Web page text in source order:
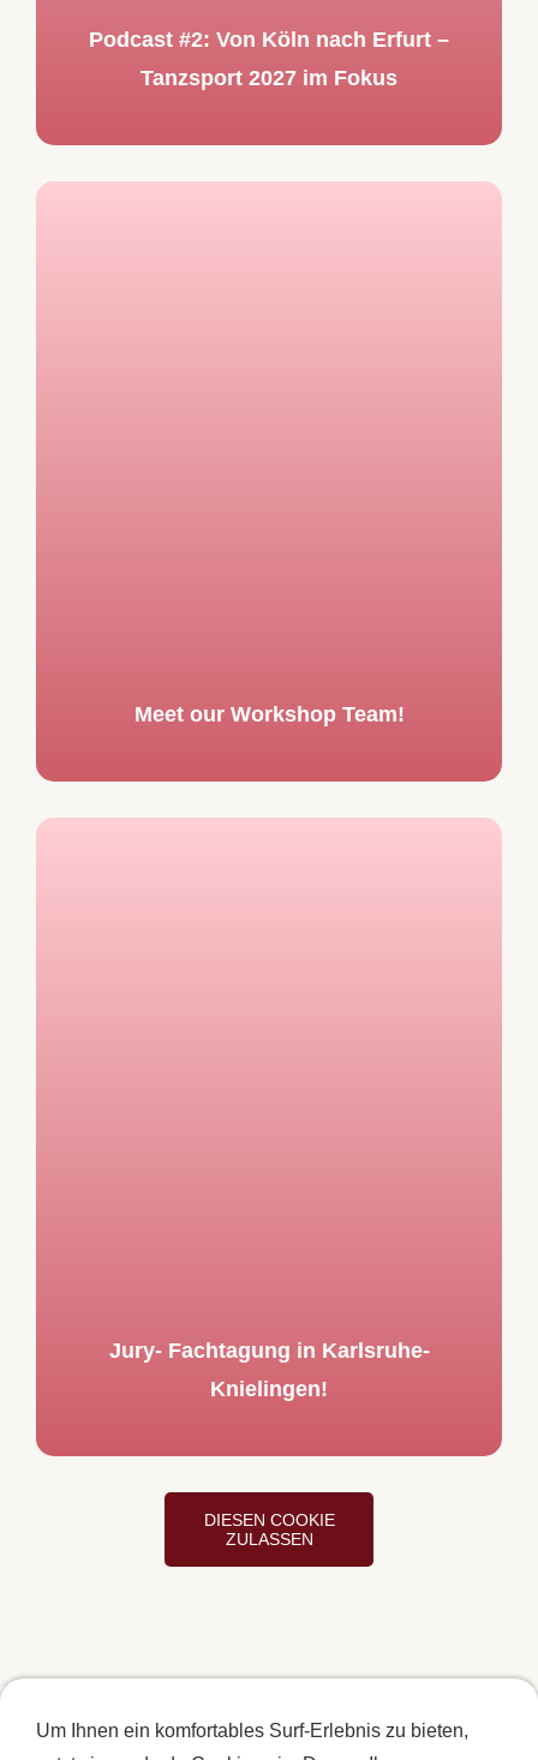
Podcast #2: Von Köln nach Erfurt –
Tanzsport 2027 im Fokus
Meet our Workshop Team!
Jury- Fachtagung in Karlsruhe-
Knielingen!
DIESEN COOKIE
ZULASSEN
Um Ihnen ein komfortables Surf-Erlebnis zu bieten,